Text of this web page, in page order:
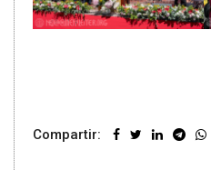
Compartir: